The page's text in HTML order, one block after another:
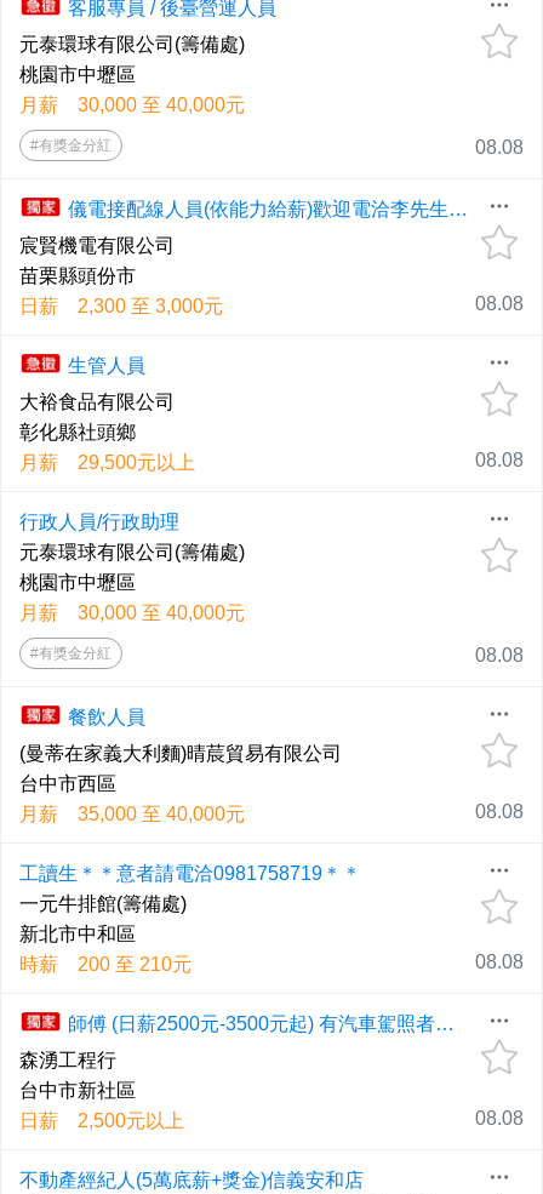
客服專員 / 後臺營運人員
元泰環球有限公司(籌備處)
桃園市中壢區
月薪 30,000 至 40,000元
#有獎金分紅 08.08
儀電接配線人員(依能力給薪)歡迎電洽李先生0903116823
宸賢機電有限公司
苗栗縣頭份市
日薪 2,300 至 3,000元
08.08
生管人員
大裕食品有限公司
彰化縣社頭鄉
月薪 29,500元以上
08.08
行政人員/行政助理
元泰環球有限公司(籌備處)
桃園市中壢區
月薪 30,000 至 40,000元
#有獎金分紅 08.08
餐飲人員
(曼蒂在家義大利麵)晴莀貿易有限公司
台中市西區
月薪 35,000 至 40,000元
08.08
工讀生＊＊意者請電洽0981758719＊＊
一元牛排館(籌備處)
新北市中和區
時薪 200 至 210元
08.08
師傅 (日薪2500元-3500元起) 有汽車駕照者佳，享勞健保，可培養專業培訓證照。
森湧工程行
台中市新社區
日薪 2,500元以上
08.08
不動產經紀人(5萬底薪+獎金)信義安和店